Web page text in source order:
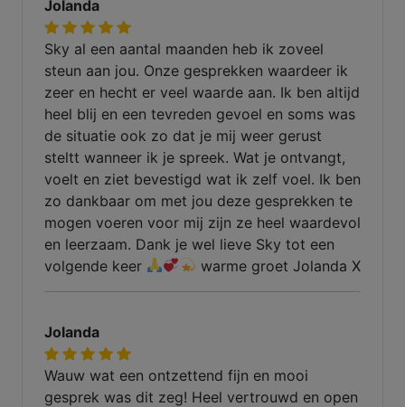
Jolanda
Sky al een aantal maanden heb ik zoveel
steun aan jou. Onze gesprekken waardeer ik
zeer en hecht er veel waarde aan. Ik ben altijd
heel blij en een tevreden gevoel en soms was
de situatie ook zo dat je mij weer gerust
steltt wanneer ik je spreek. Wat je ontvangt,
voelt en ziet bevestigd wat ik zelf voel. Ik ben
zo dankbaar om met jou deze gesprekken te
mogen voeren voor mij zijn ze heel waardevol
en leerzaam. Dank je wel lieve Sky tot een
volgende keer
warme groet Jolanda X
Jolanda
Wauw wat een ontzettend fijn en mooi
gesprek was dit zeg! Heel vertrouwd en open